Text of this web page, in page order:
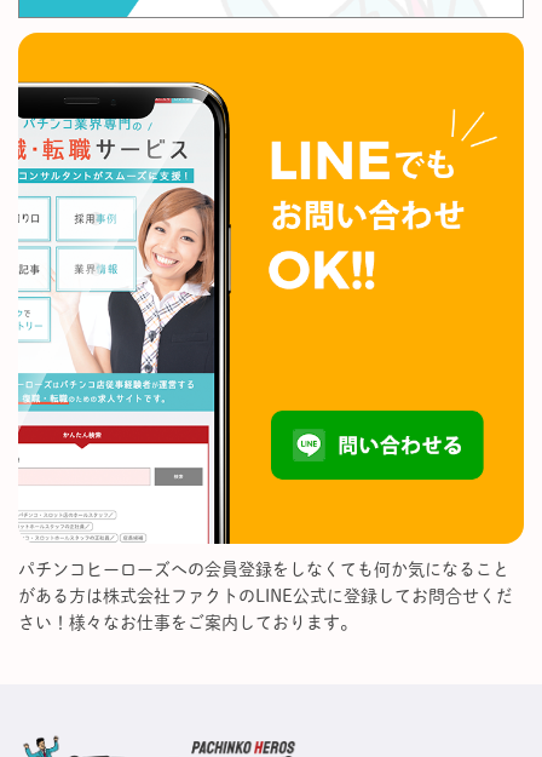
パチンコヒーローズへの会員登録をしなくても何か気になること
がある方は株式会社ファクトのLINE公式に登録してお問合せくだ
さい！様々なお仕事をご案内しております。